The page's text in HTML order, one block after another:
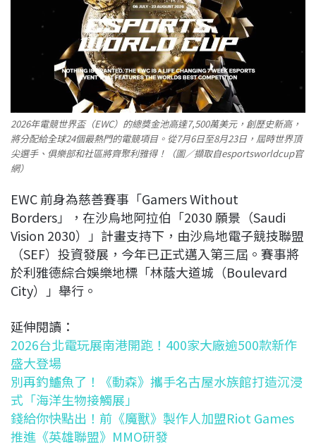
2026年電競世界盃（EWC）的總獎金池高達7,500萬美元，創歷史新高，
將分配給全球24個最熱門的電競項目。從7月6日至8月23日，屆時世界頂
尖選手、俱樂部和社區將齊聚利雅得！（圖／擷取自esportsworldcup官
網）
EWC 前身為慈善賽事「Gamers Without
Borders」，在沙烏地阿拉伯「2030 願景（Saudi
Vision 2030）」計畫支持下，由沙烏地電子競技聯盟
（SEF）投資發展，今年已正式邁入第三屆。賽事將
於利雅德綜合娛樂地標「林蔭大道城（Boulevard
City）」舉行。
延伸閱讀：
2026台北電玩展南港開跑！400家大廠逾500款新作
盛大登場
別再釣鱸魚了！《動森》攜手名古屋水族館打造沉浸
式「海洋生物接觸展」
錢給你快點出！前《魔獸》製作人加盟Riot Games
推進《英雄聯盟》MMO研發